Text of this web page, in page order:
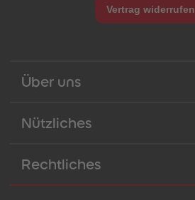
Vertrag widerrufen
Über uns
Nützliches
Rechtliches